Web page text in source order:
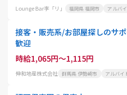
Lounge Bar李「リ」 福岡県 福岡市 アルバ
接客・販売系/お部屋探しのサ
歓迎
時給1,065円～1,115円
伸和地産株式会社 群馬県 伊勢崎市 アルバイ